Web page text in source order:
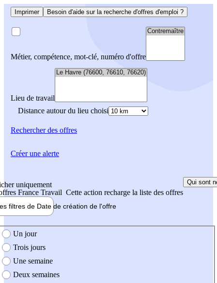
Imprimer Besoin d'aide sur la recherche d'offres d'emploi ?
Métier, compétence, mot-clé, numéro d'offre
Lieu de travail
Distance autour du lieu choisi
Rechercherdes offres
uniquement
France Travail Cette action recharge la liste des offres
Qui sont
filtres de Date de création de l'offre
création de l'offre
Un jour
Trois jours
Une semaine
Deux semaines
Créer une alerte